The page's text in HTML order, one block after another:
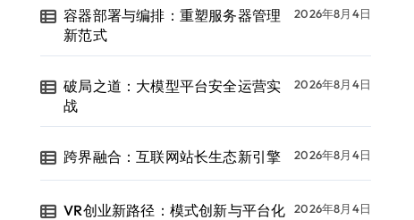
容器部署与编排：重塑服务器管理
新范式
2026年8月4日
破局之道：大模型平台安全运营实
战
2026年8月4日
跨界融合：互联网站长生态新引擎 2026年8月4日
VR创业新路径：模式创新与平台化
2026年8月4日